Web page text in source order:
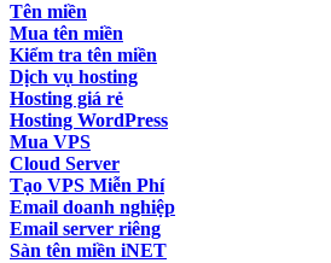
Tên miền
Mua tên miền
Kiểm tra tên miền
Dịch vụ hosting
Hosting giá rẻ
Hosting WordPress
Mua VPS
Cloud Server
Tạo VPS Miễn Phí
Email doanh nghiệp
Email server riêng
Sàn tên miền iNET